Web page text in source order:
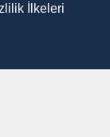
İlkeleri